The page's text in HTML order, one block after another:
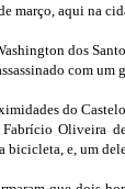
março, aqui na
dos
com
do
Fabrício Oliveira
bicicleta, e, um